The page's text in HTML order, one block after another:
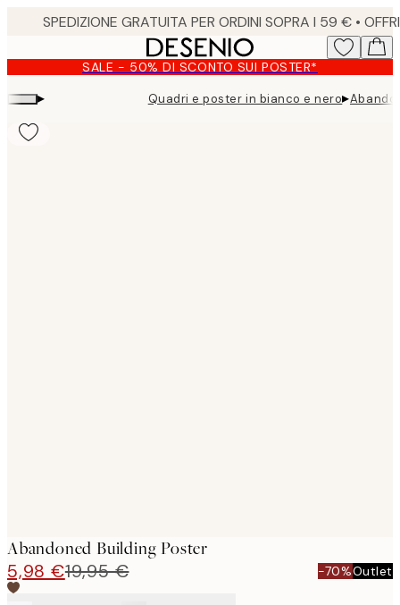
content.
SALE - 50% DI SCONTO SUI POSTER*
▸ Quadri e poster in bianco e nero▸
Abandoned Building Poster
5,98 €19,95 € -70%Outlet